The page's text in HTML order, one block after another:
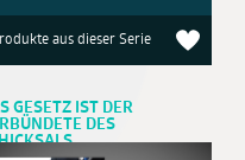
aus dieser Serie
GESETZ IST DER
DES